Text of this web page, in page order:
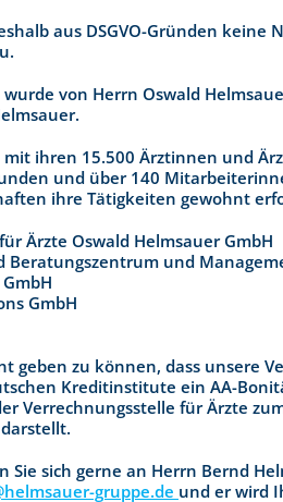
aus DSGVO-Gründen
wurde von Herrn Oswald
mit ihren 15.500 Ärztinnen und
und über 140
ihre Tätigkeiten gewohnt
Ärzte Oswald Helmsauer GmbH
Beratungszentrum und
GmbH
geben zu können, dass unsere
Kreditinstitute ein AA-
Verrechnungsstelle für Ärzte
Sie sich gerne an Herrn Bernd
gruppe.de und er wird